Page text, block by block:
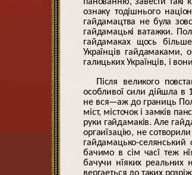
ознаку тодішнього
гайдамацтва не була
гайдамацькі ватажки.
гайдамаках щось
Українців
галицьких Українців, і
Після великого
особливої сили дійшла в
не вся—аж до границь
міст, місточок і замків
руки гайдамаків. Але
оргаиїзацію, не
гайдамацько-
бачимо в сім часї теж
бачучи нїяких реальних
вергаеться до таких